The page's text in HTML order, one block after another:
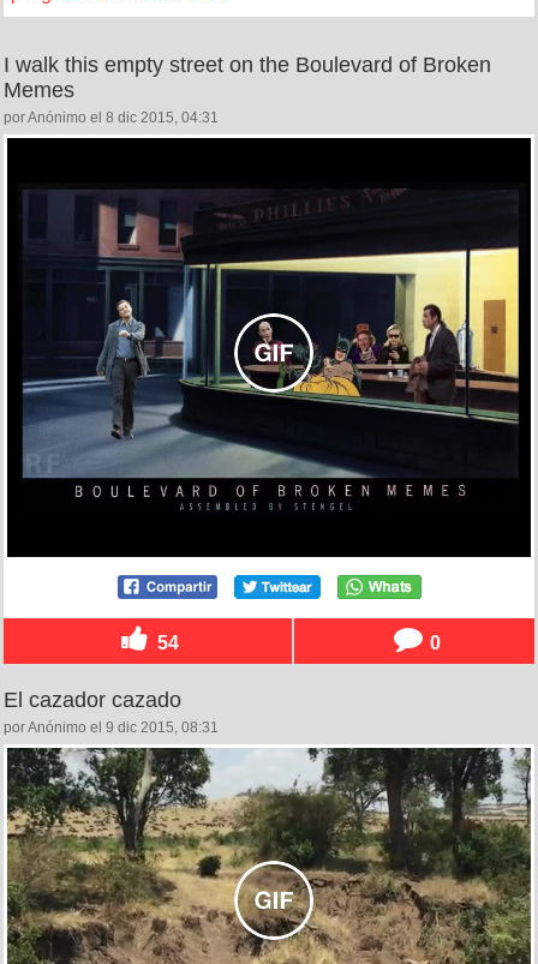
I walk this empty street on the Boulevard of Broken
Memes
por Anónimo el 8 dic 2015, 04:31
54 0
El cazador cazado
por Anónimo el 9 dic 2015, 08:31